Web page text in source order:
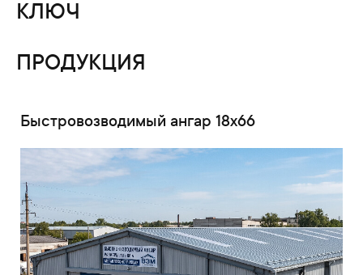
КЛЮЧ
ПРОДУКЦИЯ
Быстровозводимый ангар 18x66